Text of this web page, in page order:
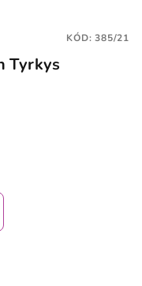
Tyrkys
KÓD:385/21